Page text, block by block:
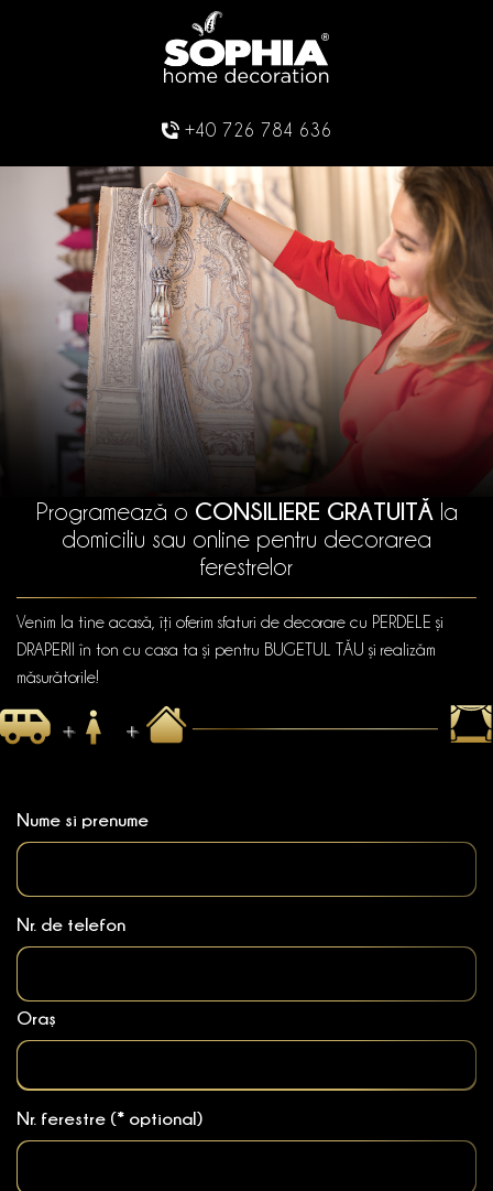
+40 726 784 636
Programează o CONSILIERE GRATUITĂ la
domiciliu sau online pentru decorarea
ferestrelor
Venim la tine acasă, îți oferim sfaturi de decorare cu PERDELE și
DRAPERII în ton cu casa ta și pentru BUGETUL TĂU și realizăm
măsurătorile!
Nume si prenume
Nr. de telefon
Oraș
Nr. ferestre (* optional)